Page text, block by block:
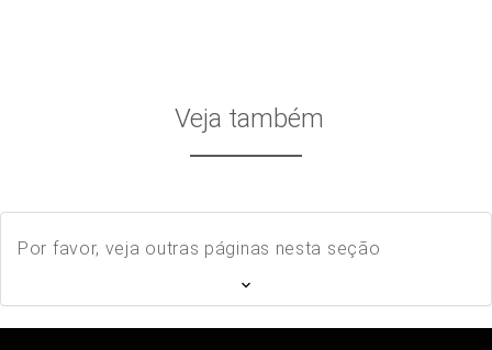
Veja também
Por favor, veja outras páginas nesta seção